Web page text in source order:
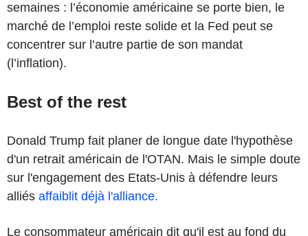
semaines : l’économie américaine se porte bien, le
marché de l’emploi reste solide et la Fed peut se
concentrer sur l’autre partie de son mandat
(l’inflation).
Best of the rest
Donald Trump fait planer de longue date l'hypothèse
d'un retrait américain de l'OTAN. Mais le simple doute
sur l'engagement des Etats-Unis à défendre leurs
alliés affaiblit déjà l'alliance.
Le consommateur américain dit qu'il est au fond du